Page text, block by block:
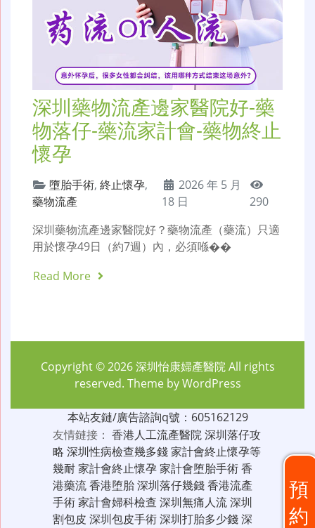
深圳藥物流產邊家醫院好-藥
物落仔-藥流家計會-藥物終止
懷孕
墮胎手術, 終止懷孕,
藥物流產
2026 年 5 月
18 日
290
深圳藥物流產邊家醫院好？藥物流產（藥流）只適
用於懷孕49日（約7週）內，必須喺��
Read More
預
約
Copyright © 2026深圳怡康婦產醫院All rights
reserved. Theme byWordPress
本站友鏈/廣告諮詢q號：605162129
友情鏈接： 香港人工流產醫院深圳落仔攻
略 深圳性病檢查幾多錢家計會終止懷孕等
幾耐家計會終止懷孕家計會堕胎手術香
港藥流香港堕胎深圳落仔幾錢香港流產
手術家計會婦科檢查 深圳無痛人流深圳
割包皮 深圳包皮手術深圳打胎多少錢深